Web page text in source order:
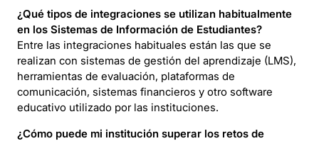
¿Qué tipos de integraciones se utilizan habitualmente
en los Sistemas de Información de Estudiantes?
Entre las integraciones habituales están las que se
realizan con sistemas de gestión del aprendizaje (LMS),
herramientas de evaluación, plataformas de
comunicación, sistemas financieros y otro software
educativo utilizado por las instituciones.
¿Cómo puede mi institución superar los retos de